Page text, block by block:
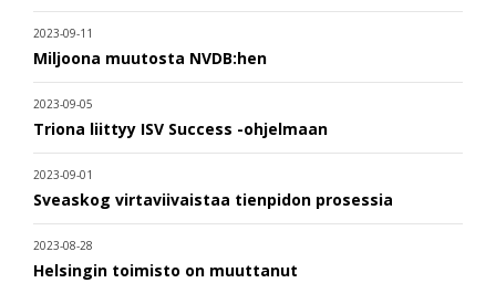
2023-09-11
Miljoona muutosta NVDB:hen
2023-09-05
Triona liittyy ISV Success -ohjelmaan
2023-09-01
Sveaskog virtaviivaistaa tienpidon prosessia
2023-08-28
Helsingin toimisto on muuttanut